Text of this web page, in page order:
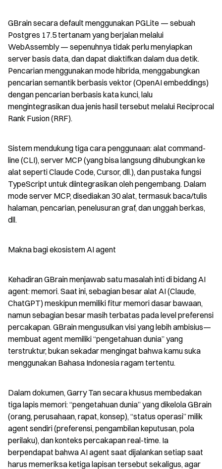
GBrain secara default menggunakan PGLite — sebuah
Postgres 17.5 tertanam yang berjalan melalui
WebAssembly — sepenuhnya tidak perlu menyiapkan
server basis data, dan dapat diaktifkan dalam dua detik.
Pencarian menggunakan mode hibrida, menggabungkan
pencarian semantik berbasis vektor (OpenAI embeddings)
dengan pencarian berbasis kata kunci, lalu
mengintegrasikan dua jenis hasil tersebut melalui Reciprocal
Rank Fusion (RRF).
Sistem mendukung tiga cara penggunaan: alat command-
line (CLI), server MCP (yang bisa langsung dihubungkan ke
alat seperti Claude Code, Cursor, dll.), dan pustaka fungsi
TypeScript untuk diintegrasikan oleh pengembang. Dalam
mode server MCP, disediakan 30 alat, termasuk baca/tulis
halaman, pencarian, penelusuran graf, dan unggah berkas,
dll.
Makna bagi ekosistem AI agent
Kehadiran GBrain menjawab satu masalah inti di bidang AI
agent: memori. Saat ini, sebagian besar alat AI (Claude,
ChatGPT) meskipun memiliki fitur memori dasar bawaan,
namun sebagian besar masih terbatas pada level preferensi
percakapan. GBrain mengusulkan visi yang lebih ambisius—
membuat agent memiliki “pengetahuan dunia” yang
terstruktur, bukan sekadar mengingat bahwa kamu suka
menggunakan Bahasa Indonesia ragam tertentu.
Dalam dokumen, Garry Tan secara khusus membedakan
tiga lapis memori: “pengetahuan dunia” yang dikelola GBrain
(orang, perusahaan, rapat, konsep), “status operasi” milik
agent sendiri (preferensi, pengambilan keputusan, pola
perilaku), dan konteks percakapan real-time. Ia
berpendapat bahwa AI agent saat dijalankan setiap saat
harus memeriksa ketiga lapisan tersebut sekaligus, agar